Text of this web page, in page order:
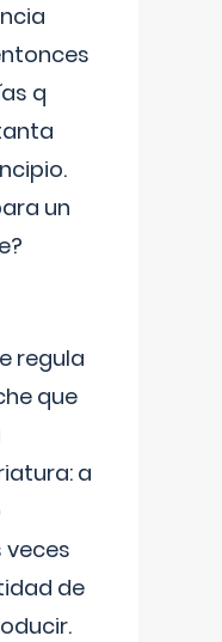
q
un
regula
que
a
de